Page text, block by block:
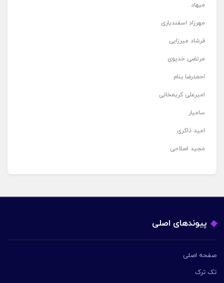
میهاد
مهرزاد اسفندیاری
فرشاد میرزایی
مرتضی خدیوی
احمدرضا بنام
امیرعلی کریمخانی
سامیار
امید ذاکری
مجید اصلاحی
پیوندهای اصلی
صفحه اصلی
تک ترک